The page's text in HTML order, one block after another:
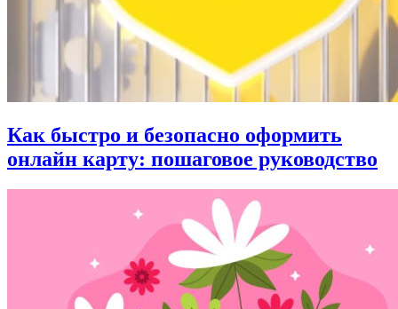
Как быстро и безопасно оформить
онлайн карту: пошаговое руководство